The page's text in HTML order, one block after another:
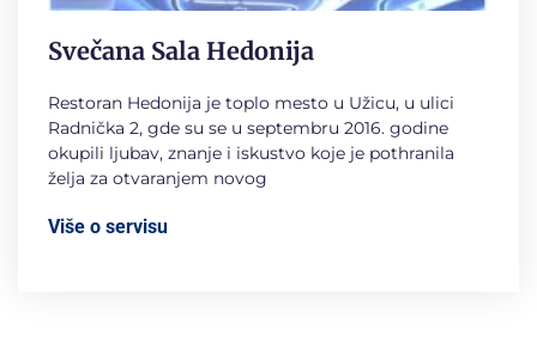
Svečana Sala Hedonija
Restoran Hedonija je toplo mesto u Užicu, u ulici
Radnička 2, gde su se u septembru 2016. godine
okupili ljubav, znanje i iskustvo koje je pothranila
želja za otvaranjem novog
Više o servisu